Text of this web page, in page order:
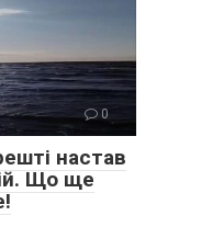
0
настав
Що ще